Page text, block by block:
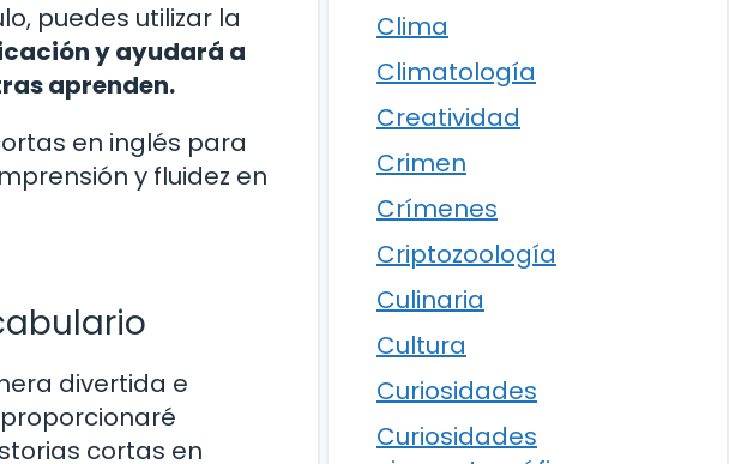
puedes utilizar la
y ayudará a
aprenden.
en inglés para
y fluidez en
divertida e
cortas en
Clima
Climatología
Creatividad
Crimen
Crímenes
Criptozoología
Culinaria
Cultura
Curiosidades
Curiosidades